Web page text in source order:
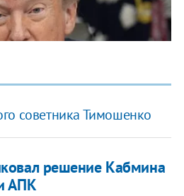
советника Тимошенко
решение Кабмина
АПК